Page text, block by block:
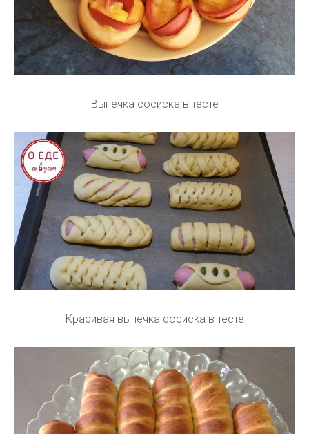
Выпечка сосиска в тесте
Красивая выпечка сосиска в тесте